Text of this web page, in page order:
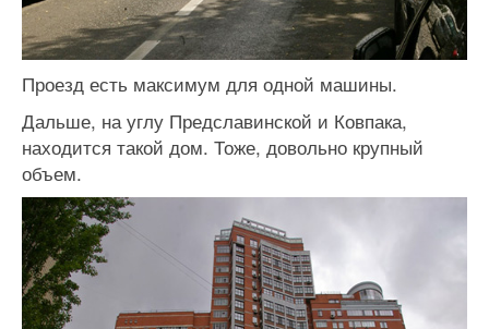
Проезд есть максимум для одной машины.
Дальше, на углу Предславинской и Ковпака,
находится такой дом. Тоже, довольно крупный
объем.